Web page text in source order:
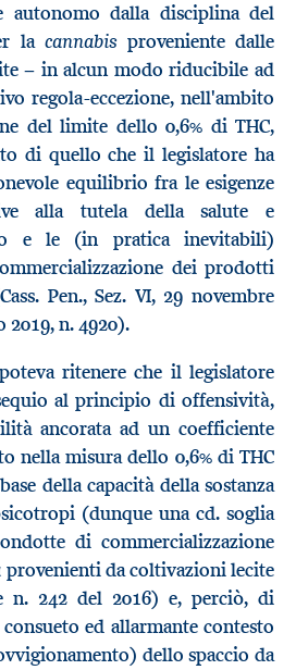
autonomo dalla disciplina del
la cannabisproveniente dalle
− in alcun modo riducibile ad
regola-eccezione, nell'ambito
del limite dello 0,6% di THC,
di quello che il legislatore ha
equilibrio fra le esigenze
alla tutela della salute e
e le (in pratica inevitabili)
dei prodotti
Pen., Sez. VI, 29 novembre
2019, n. 4920).
ritenere che il legislatore
al principio di offensività,
ancorata ad un coefficiente
nella misura dello 0,6% di THC
della capacità della sostanza
(dunque una cd. soglia
di commercializzazione
provenienti da coltivazioni lecite
n. 242 del 2016) e, perciò, di
ed allarmante contesto
dello spaccio da